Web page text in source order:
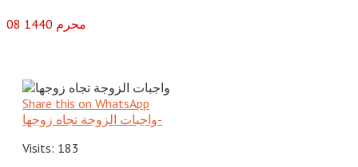
08 محرم 1440
Share this on WhatsApp
واجبات الزوجة تجاه زوجها-
Visits: 183